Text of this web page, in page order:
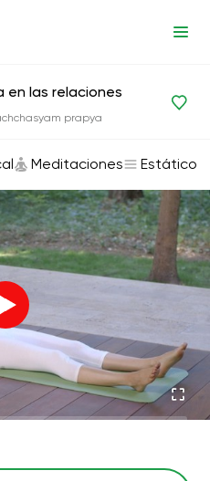
en las relaciones
prapya
Meditaciones Estático